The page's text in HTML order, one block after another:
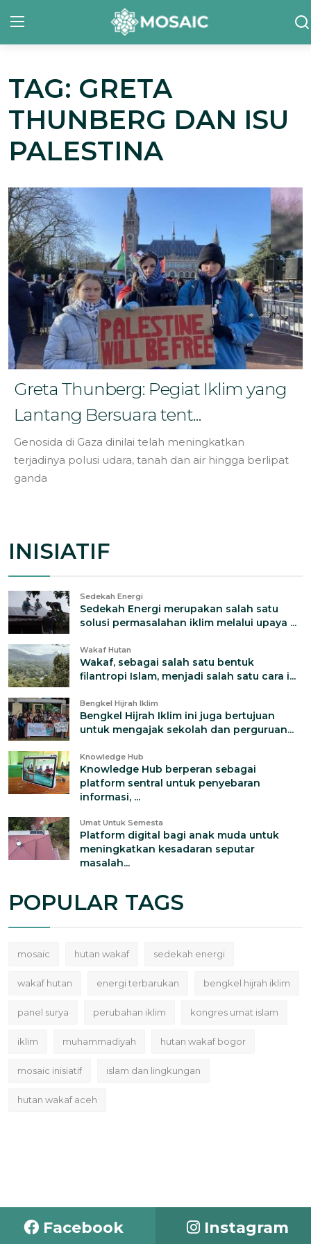
Contact
Tentang Kami
Risalah
Galeri
Inisiatif
Sorotan Berita
Bahasa
TAG: GRETA
THUNBERG DAN ISU
PALESTINA
Greta Thunberg: Pegiat Iklim yang
Lantang Bersuara tent...
Genosida di Gaza dinilai telah meningkatkan
terjadinya polusi udara, tanah dan air hingga berlipat
ganda
INISIATIF
Sedekah Energi
Sedekah Energi merupakan salah satu
solusi permasalahan iklim melalui upaya ...
Wakaf Hutan
Wakaf, sebagai salah satu bentuk
filantropi Islam, menjadi salah satu cara i...
Bengkel Hijrah Iklim
Bengkel Hijrah Iklim ini juga bertujuan
untuk mengajak sekolah dan perguruan...
Knowledge Hub
Knowledge Hub berperan sebagai
platform sentral untuk penyebaran
informasi, ...
Umat Untuk Semesta
Platform digital bagi anak muda untuk
meningkatkan kesadaran seputar
masalah...
POPULAR TAGS
mosaic hutan wakaf sedekah energi
wakaf hutan energi terbarukan bengkel hijrah iklim
panel surya perubahan iklim kongres umat islam
iklim muhammadiyah hutan wakaf bogor
mosaic inisiatif islam dan lingkungan
hutan wakaf aceh
Facebook Instagram